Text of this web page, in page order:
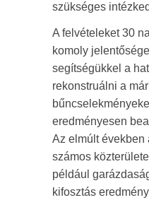
szükséges
A felvételeket 30
komoly
segítségükkel a
rekonstruálni a
eredményesen
Az elmúlt években
számos
például
kifosztás